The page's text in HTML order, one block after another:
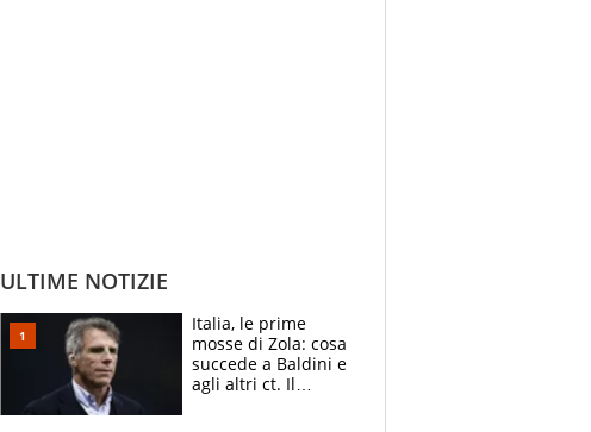
ULTIME NOTIZIE
Italia, le prime
mosse di Zola: cosa
succede a Baldini e
agli altri ct. Il